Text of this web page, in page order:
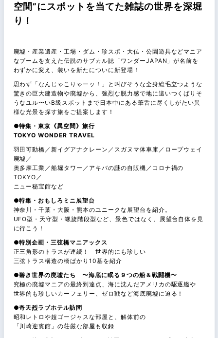
空間”にスポットを当てた雑誌の世界を深堀
り！
廃墟・産業遺産・工場・ダム・珍スポ・大仏・公園遊具などマニア
なブームを支えた伝説のサブカル誌「ワンダーJAPAN」が名前を
わずかに変え、装いを新たについに新登場！
思わず「なんじゃこりゃーッ！」と叫びそうな全身総毛立つような
驚きの巨大建造物や廃墟から、強烈な脱力感で地に這いつくばりそ
うなユル〜いB級スポットまで日本中にある筆舌に尽くしがたい異
様な光景を探す旅をご提案します！
●特集・東京《異空間》旅行
TOKYO WONDER TRAVEL
羽田可動橋／新イグアナクレーン／スガヌマ体車庫／ロープウェイ
廃墟／
奥多摩工業／船堀タワー／アキバの謎の自販機／コロナ禍の
TOKYO／
ニュー秘宝館など
●特集・おもしろミニ展望台
神奈川・千葉・大阪・熊本のユニークな展望台を紹介。
UFO型・天守型・螺旋階段型など、景色ではなく、展望台自体を見
に行こう！
●特別企画・三弦橋マニアックス
正三角形のトラスが連続！ 世界的にも珍しい
三弦トラス構造の橋ばかり10基を紹介
●碧き世界の廃墟たち 〜海底に眠る９つの船＆戦闘機〜
究極の廃墟マニアの最終到達点、海に沈んだアメリカの駆逐艦や
世界的も珍しいカーフェリー、ゼロ戦など海底廃墟に迫る！
●奇天烈ラブホテル訪問
昭和レトロや超ゴージャスな部屋と、解体前の
「川崎迎賓館」の荘厳な部屋も収録